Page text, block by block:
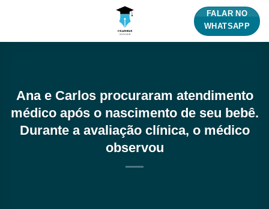
FALAR NO
WHATSAPP
Ana e Carlos procuraram atendimento
médico após o nascimento de seu bebê.
Durante a avaliação clínica, o médico
observou